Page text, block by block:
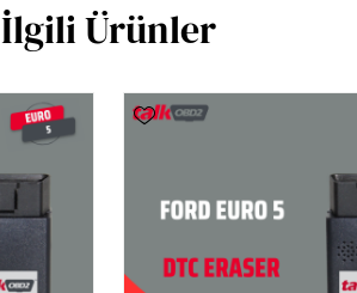
İlgili Ürünler